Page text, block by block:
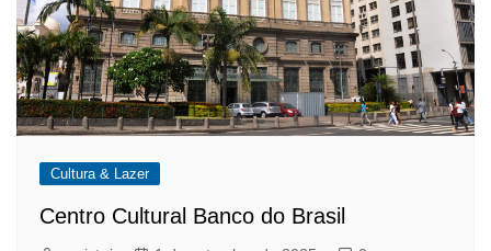
Cultura & Lazer
Centro Cultural Banco do Brasil